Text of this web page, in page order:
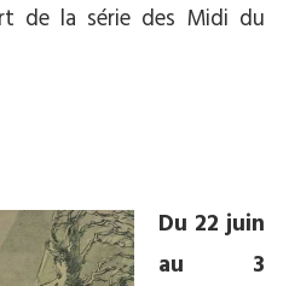
de la série des Midi du
Du 22 juin
au 3